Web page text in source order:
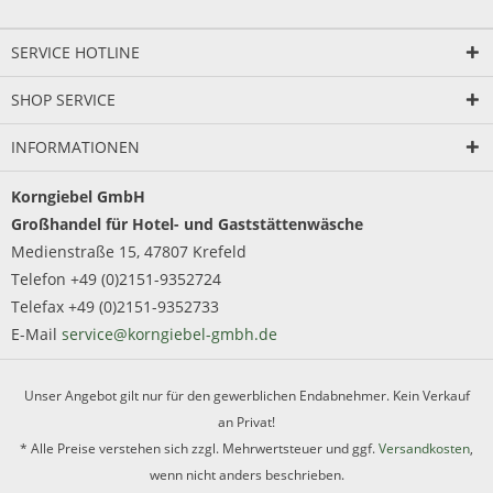
SERVICE HOTLINE
SHOP SERVICE
INFORMATIONEN
Korngiebel GmbH
Großhandel für Hotel- und Gaststättenwäsche
Medienstraße 15, 47807 Krefeld
Telefon +49 (0)2151-9352724
Telefax +49 (0)2151-9352733
E-Mail service@korngiebel-gmbh.de
Unser Angebot gilt nur für den gewerblichen Endabnehmer. Kein Verkauf
an Privat!
* Alle Preise verstehen sich zzgl. Mehrwertsteuer und ggf.Versandkosten,
wenn nicht anders beschrieben.